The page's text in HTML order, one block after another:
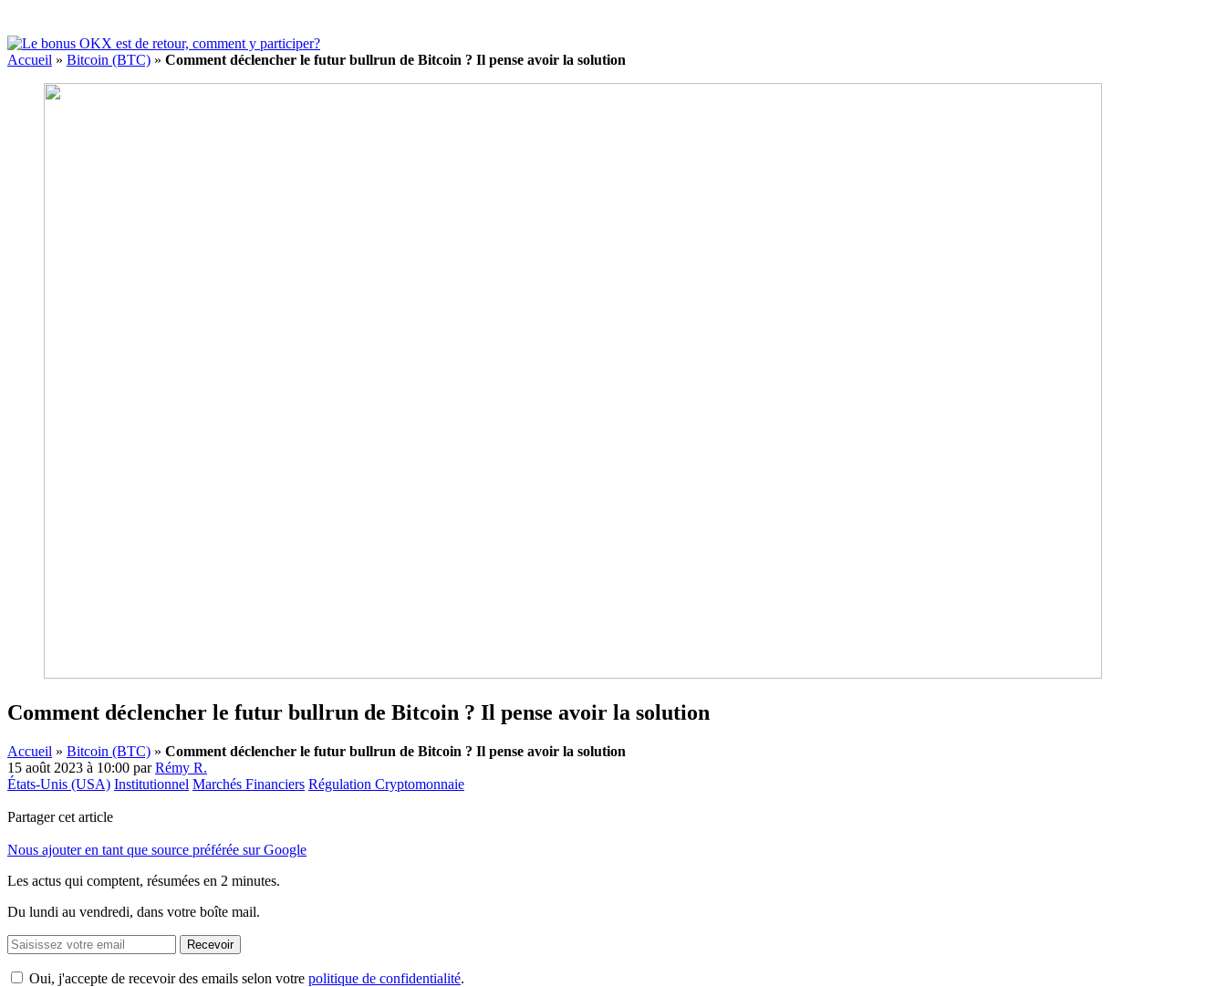
Accueil » Bitcoin (BTC) » Comment déclencher le futur bullrun de Bitcoin ? Il pense avoir la solution
Comment déclencher le futur bullrun de Bitcoin ? Il pense avoir la solution
Accueil » Bitcoin (BTC) » Comment déclencher le futur bullrun de Bitcoin ? Il pense avoir la solution
15 août 2023 à 10:00 parRémy R.
États-Unis (USA) Institutionnel Marchés Financiers Régulation Cryptomonnaie
Partager cet article
Nous ajouter en tant que source préférée sur Google
Les actus qui comptent, résumées en 2 minutes.
Du lundi au vendredi, dans votre boîte mail.
Recevoir
Oui, j'accepte de recevoir des emails selon votre politique de confidentialité.